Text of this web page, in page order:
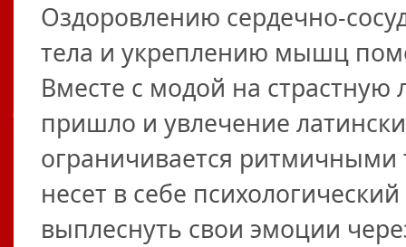
Оздоровлению сердечно-
тела и укреплению мышц
Вместе с модой на
пришло и увлечение
ограничивается
несет в себе
выплеснуть свои эмоции